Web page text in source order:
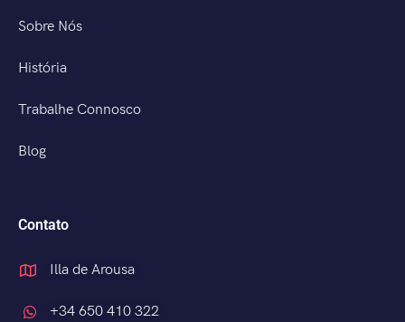
Sobre Nós
História
Trabalhe Connosco
Blog
Contato
Illa de Arousa
+34 650 410 322